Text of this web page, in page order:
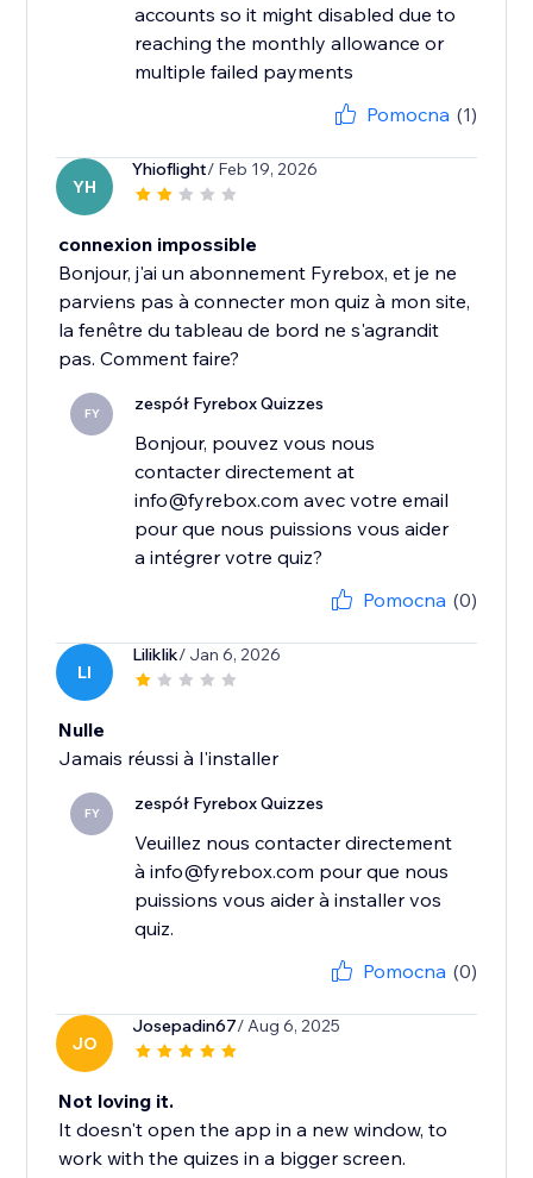
accounts so it might disabled due to
reaching the monthly allowance or
multiple failed payments
Pomocna (1)
YH
Yhioflight/ Feb 19, 2026
connexion impossible
Bonjour, j'ai un abonnement Fyrebox, et je ne
parviens pas à connecter mon quiz à mon site,
la fenêtre du tableau de bord ne s'agrandit
pas. Comment faire?
FY zespół Fyrebox Quizzes
Bonjour, pouvez vous nous
contacter directement at
info@fyrebox.com avec votre email
pour que nous puissions vous aider
a intégrer votre quiz?
Pomocna (0)
LI
Liliklik/ Jan 6, 2026
Nulle
Jamais réussi à l'installer
FY zespół Fyrebox Quizzes
Veuillez nous contacter directement
à info@fyrebox.com pour que nous
puissions vous aider à installer vos
quiz.
Pomocna (0)
JO
Josepadin67/ Aug 6, 2025
Not loving it.
It doesn't open the app in a new window, to
work with the quizes in a bigger screen.